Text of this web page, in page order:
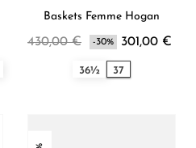
Baskets Femme Hogan
430,00 € -30% 301,00 €
36½ 37